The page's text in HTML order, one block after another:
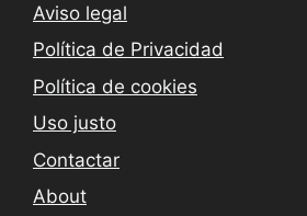
Aviso legal
Política de Privacidad
Política de cookies
Uso justo
Contactar
About